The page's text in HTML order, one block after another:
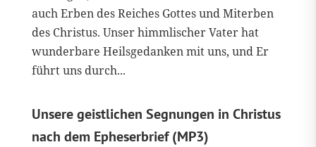
auch Erben des Reiches Gottes und Miterben
des Christus. Unser himmlischer Vater hat
wunderbare Heilsgedanken mit uns, und Er
führt uns durch...
Unsere geistlichen Segnungen in Christus
nach dem Epheserbrief (MP3)